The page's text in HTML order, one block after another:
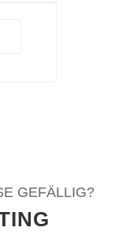
GEFÄLLIG?